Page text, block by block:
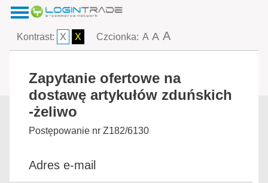
Kontrast: X X Czcionka: A A A
Zapytanie ofertowe na
dostawę artykułów zduńskich
-żeliwo
Postępowanie nr Z182/6130
Adres e-mail